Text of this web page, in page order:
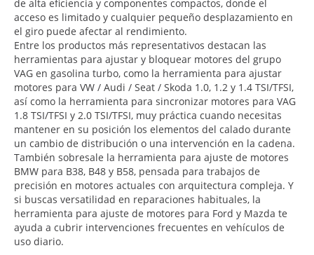
de alta eficiencia y componentes compactos, donde el
acceso es limitado y cualquier pequeño desplazamiento en
el giro puede afectar al rendimiento.
Entre los productos más representativos destacan las
herramientas para ajustar y bloquear motores del grupo
VAG en gasolina turbo, como la herramienta para ajustar
motores para VW / Audi / Seat / Skoda 1.0, 1.2 y 1.4 TSI/TFSI,
así como la herramienta para sincronizar motores para VAG
1.8 TSI/TFSI y 2.0 TSI/TFSI, muy práctica cuando necesitas
mantener en su posición los elementos del calado durante
un cambio de distribución o una intervención en la cadena.
También sobresale la herramienta para ajuste de motores
BMW para B38, B48 y B58, pensada para trabajos de
precisión en motores actuales con arquitectura compleja. Y
si buscas versatilidad en reparaciones habituales, la
herramienta para ajuste de motores para Ford y Mazda te
ayuda a cubrir intervenciones frecuentes en vehículos de
uso diario.